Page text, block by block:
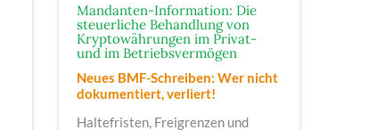
Mandanten-Information: Die
steuerliche Behandlung von
Kryptowährungen im Privat-
und im Betriebsvermögen
Neues BMF-Schreiben: Wer nicht
dokumentiert, verliert!
Haltefristen, Freigrenzen und